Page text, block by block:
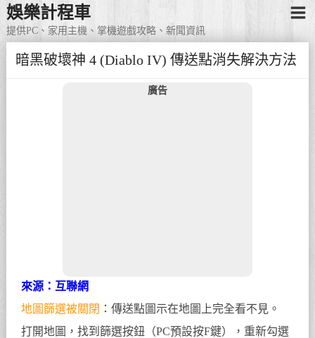
娛樂計程車
提供PC、家用主機、掌機遊戲攻略、新聞資訊
暗黑破壞神 4 (Diablo IV) 傳送點消失解決方法
廣告
來源：互聯網
地圖篩選被關閉 ：傳送點圖示在地圖上完全看不見。
打開地圖，找到篩選按鈕（PC預設按F鍵），重新勾選